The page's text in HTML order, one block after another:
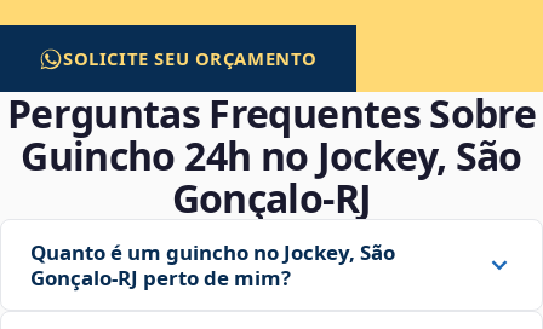
SOLICITE SEU ORÇAMENTO
Perguntas Frequentes Sobre
Guincho 24h no Jockey, São
Gonçalo‑RJ
Quanto é um guincho no Jockey, São
Gonçalo‑RJ perto de mim?